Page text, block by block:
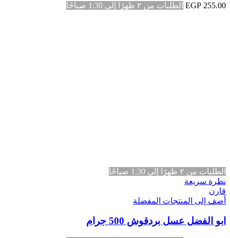
EGP 255.00 الطلبات من ٢ ظهرًا إلى 1:30 صباحًا
الطلبات من ٢ ظهرًا إلى 1:30 صباحًا
نظرة سريعة
قارن
أضف إلى المنتجات المفضلة
ابو الفضل عسل بردقوش 500 جرام